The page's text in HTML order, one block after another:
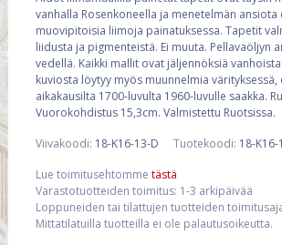
vanhalla Rosenkoneella ja menetelmän
muovipitoisia liimoja painatuksessa. Tapetit
liidusta ja pigmenteistä. Ei muuta. Pellavaöljyn
vedellä. Kaikki mallit ovat jäljennöksiä
kuviosta löytyy myös muunnelmia
aikakausilta 1700-luvulta 1960-luvulle saakka.
Vuorokohdistus 15,3cm. Valmistettu Ruotsissa.
Viivakoodi: 18-K16-13-D Tuotekoodi: 18-K16-
Lue toimitusehtomme tästä
Varastotuotteiden toimitus: 1-3 arkipäivää
Loppuneiden tai tilattujen tuotteiden
Mittatilatuilla tuotteilla ei ole palautusoikeutta.